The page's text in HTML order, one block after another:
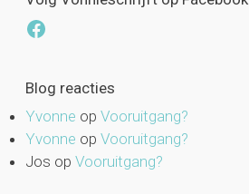
Facebook
Blog reacties
Yvonne op Vooruitgang?
Yvonne op Vooruitgang?
Jos op Vooruitgang?